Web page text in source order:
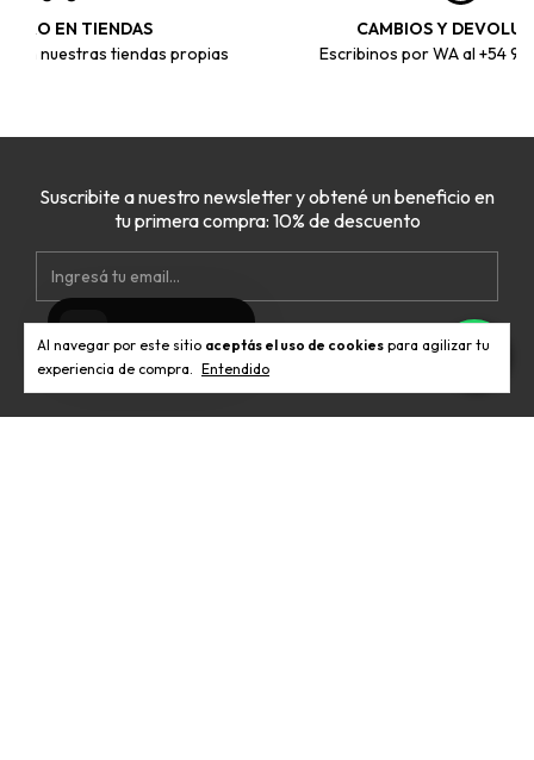
Al navegar por este sitio aceptás el uso de cookies para agilizar tu
experiencia de compra. Entendido
EN TIENDAS
en nuestras tiendas propias
CAMBIOS Y
Escribinos por WA al +54 9
Suscribite a nuestro newsletter y obtené un beneficio en
tu primera compra: 10% de descuento